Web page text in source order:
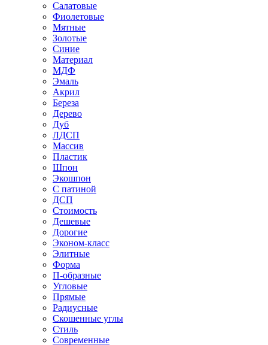
Салатовые
Фиолетовые
Мятные
Золотые
Синие
Материал
МДФ
Эмаль
Акрил
Береза
Дерево
Дуб
ЛДСП
Массив
Пластик
Шпон
Экошпон
С патиной
ДСП
Стоимость
Дешевые
Дорогие
Эконом-класс
Элитные
Форма
П-образные
Угловые
Прямые
Радиусные
Скошенные углы
Стиль
Современные